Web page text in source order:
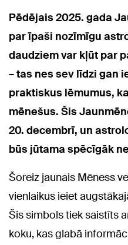
Pēdējais 2025. gada
par īpaši nozīmīgu
daudziem var kļūt par
– tas nes sev līdzi gan
praktiskus lēmumus,
mēnešus. Šis
20. decembrī, un
būs jūtama spēcīgāk
Šoreiz jaunais Mēness
vienlaikus ieiet
Šis simbols tiek saistīts
koku, kas glabā